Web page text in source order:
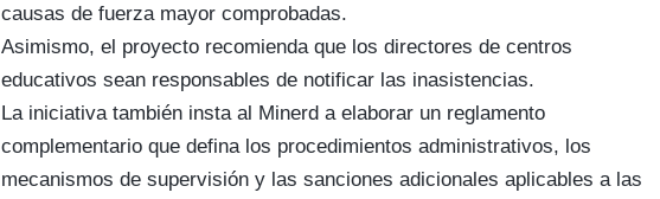
causas de fuerza mayor comprobadas.
Asimismo, el proyecto recomienda que los directores de centros
educativos sean responsables de notificar las inasistencias.
La iniciativa también insta al Minerd a elaborar un reglamento
complementario que defina los procedimientos administrativos, los
mecanismos de supervisión y las sanciones adicionales aplicables a las